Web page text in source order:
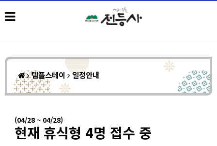
템플스테이 일정안내
(04/28 ~ 04/28)
현재 휴식형 4명 접수 중